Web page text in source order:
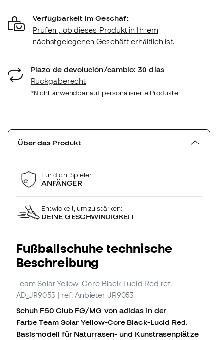
Verfügbarkeit im Geschäft
Prüfen , ob dieses Produkt in Ihrem
nächstgelegenen Geschäft erhältlich ist.
Plazo de devolución/cambio: 30 días
Rückgaberecht
*Nicht anwendbar auf personalisierte Produkte.
Über das Produkt
Für dich, Spieler:
ANFÄNGER
Entwickelt, um zu stärken:
DEINE GESCHWINDIGKEIT
Fußballschuhe technische
Beschreibung
Team Solar Yellow-Core Black-Lucid Red ref.
AD_JR9053 | ref. Anbieter JR9053
Schuh F50 Club FG/MG von adidas in der
Farbe Team Solar Yellow-Core Black-Lucid Red.
Basismodell für Naturrasen- und Kunstrasenplätze